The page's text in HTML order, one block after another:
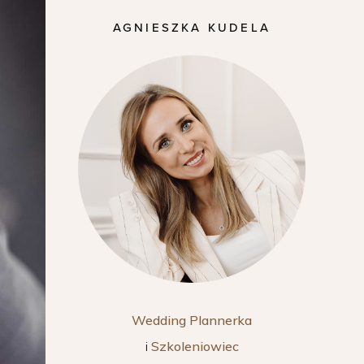
AGNIESZKA KUDELA
Wedding Plannerka
i Szkoleniowiec